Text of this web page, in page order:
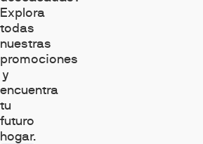
Explora
todas
nuestras
promociones
y
encuentra
tu
futuro
hogar.